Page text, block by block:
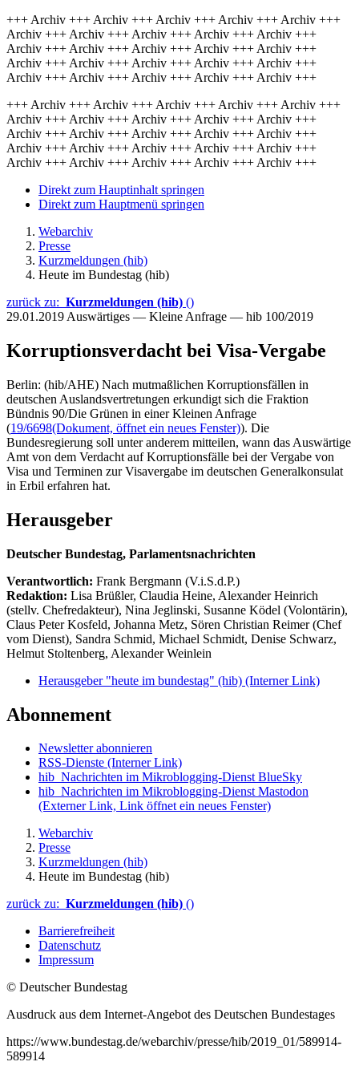
+++ Archiv +++ Archiv +++ Archiv +++ Archiv +++ Archiv +++
Archiv +++ Archiv +++ Archiv +++ Archiv +++ Archiv +++
Archiv +++ Archiv +++ Archiv +++ Archiv +++ Archiv +++
Archiv +++ Archiv +++ Archiv +++ Archiv +++ Archiv +++
Archiv +++ Archiv +++ Archiv +++ Archiv +++ Archiv +++
+++ Archiv +++ Archiv +++ Archiv +++ Archiv +++ Archiv +++
Archiv +++ Archiv +++ Archiv +++ Archiv +++ Archiv +++
Archiv +++ Archiv +++ Archiv +++ Archiv +++ Archiv +++
Archiv +++ Archiv +++ Archiv +++ Archiv +++ Archiv +++
Archiv +++ Archiv +++ Archiv +++ Archiv +++ Archiv +++
Direkt zum Hauptinhalt springen
Direkt zum Hauptmenü springen
Webarchiv
Presse
Kurzmeldungen (hib)
Heute im Bundestag (hib)
zurück zu: Kurzmeldungen (hib) ()
29.01.2019 Auswärtiges — Kleine Anfrage — hib 100/2019
Korruptionsverdacht bei Visa-Vergabe
Berlin: (hib/AHE) Nach mutmaßlichen Korruptionsfällen in
deutschen Auslandsvertretungen erkundigt sich die Fraktion
Bündnis 90/Die Grünen in einer Kleinen Anfrage
(19/6698(Dokument, öffnet ein neues Fenster)). Die
Bundesregierung soll unter anderem mitteilen, wann das Auswärtige
Amt von dem Verdacht auf Korruptionsfälle bei der Vergabe von
Visa und Terminen zur Visavergabe im deutschen Generalkonsulat
in Erbil erfahren hat.
Herausgeber
Deutscher Bundestag, Parlamentsnachrichten
Verantwortlich: Frank Bergmann (V.i.S.d.P.)
Redaktion: Lisa Brüßler, Claudia Heine, Alexander Heinrich
(stellv. Chefredakteur), Nina Jeglinski, Susanne Ködel (Volontärin),
Claus Peter Kosfeld, Johanna Metz, Sören Christian Reimer (Chef
vom Dienst), Sandra Schmid, Michael Schmidt, Denise Schwarz,
Helmut Stoltenberg, Alexander Weinlein
Herausgeber "heute im bundestag" (hib) (Interner Link)
Abonnement
Newsletter abonnieren
RSS-Dienste (Interner Link)
hib_Nachrichten im Mikroblogging-Dienst BlueSky
hib_Nachrichten im Mikroblogging-Dienst Mastodon
(Externer Link, Link öffnet ein neues Fenster)
Webarchiv
Presse
Kurzmeldungen (hib)
Heute im Bundestag (hib)
zurück zu: Kurzmeldungen (hib) ()
Barrierefreiheit
Datenschutz
Impressum
© Deutscher Bundestag
Ausdruck aus dem Internet-Angebot des Deutschen Bundestages
https://www.bundestag.de/webarchiv/presse/hib/2019_01/589914-
589914